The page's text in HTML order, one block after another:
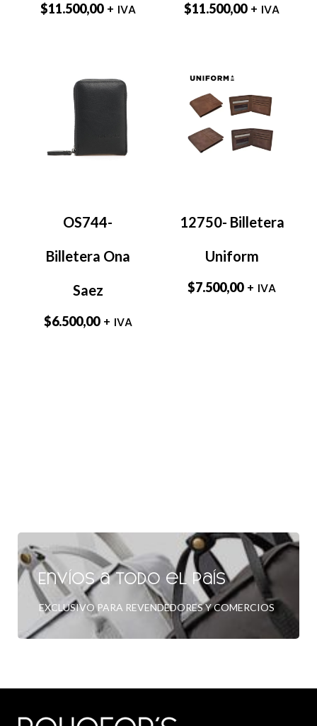
$11.500,00 + IVA $11.500,00 + IVA
OS744-
Billetera Ona
Saez
$6.500,00 + IVA
12750- Billetera
Uniform
$7.500,00 + IVA
Envíos a todo el país
EXCLUSIVO PARA REVENDEDORES Y COMERCIOS